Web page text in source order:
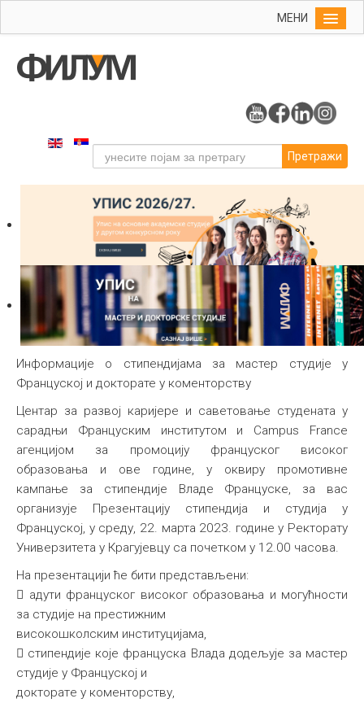
МЕНИ
Упис
Уметност
Студенти
Међународна
Претражи
Информације о стипендијама за мастер студије у
Француској и докторате у коменторству
Центар за развој каријере и саветовање студената у
сарадњи Француским институтом и Campus France
агенцијом за промоцију француског високог
образовања и ове године, у оквиру промотивне
кампање за стипендије Владе Француске, за вас
организује Презентацију стипендија и студија у
Француској, у среду, 22. марта 2023. године у Ректорату
Универзитета у Крагујевцу са почетком у 12.00 часова.
На презентацији ће бити представљени:
 адути француског високог образовања и могућности
за студије на престижним
високошколским институцијама,
 стипендије које француска Влада додељује за мастер
студије у Француској и
докторатe у коменторству,